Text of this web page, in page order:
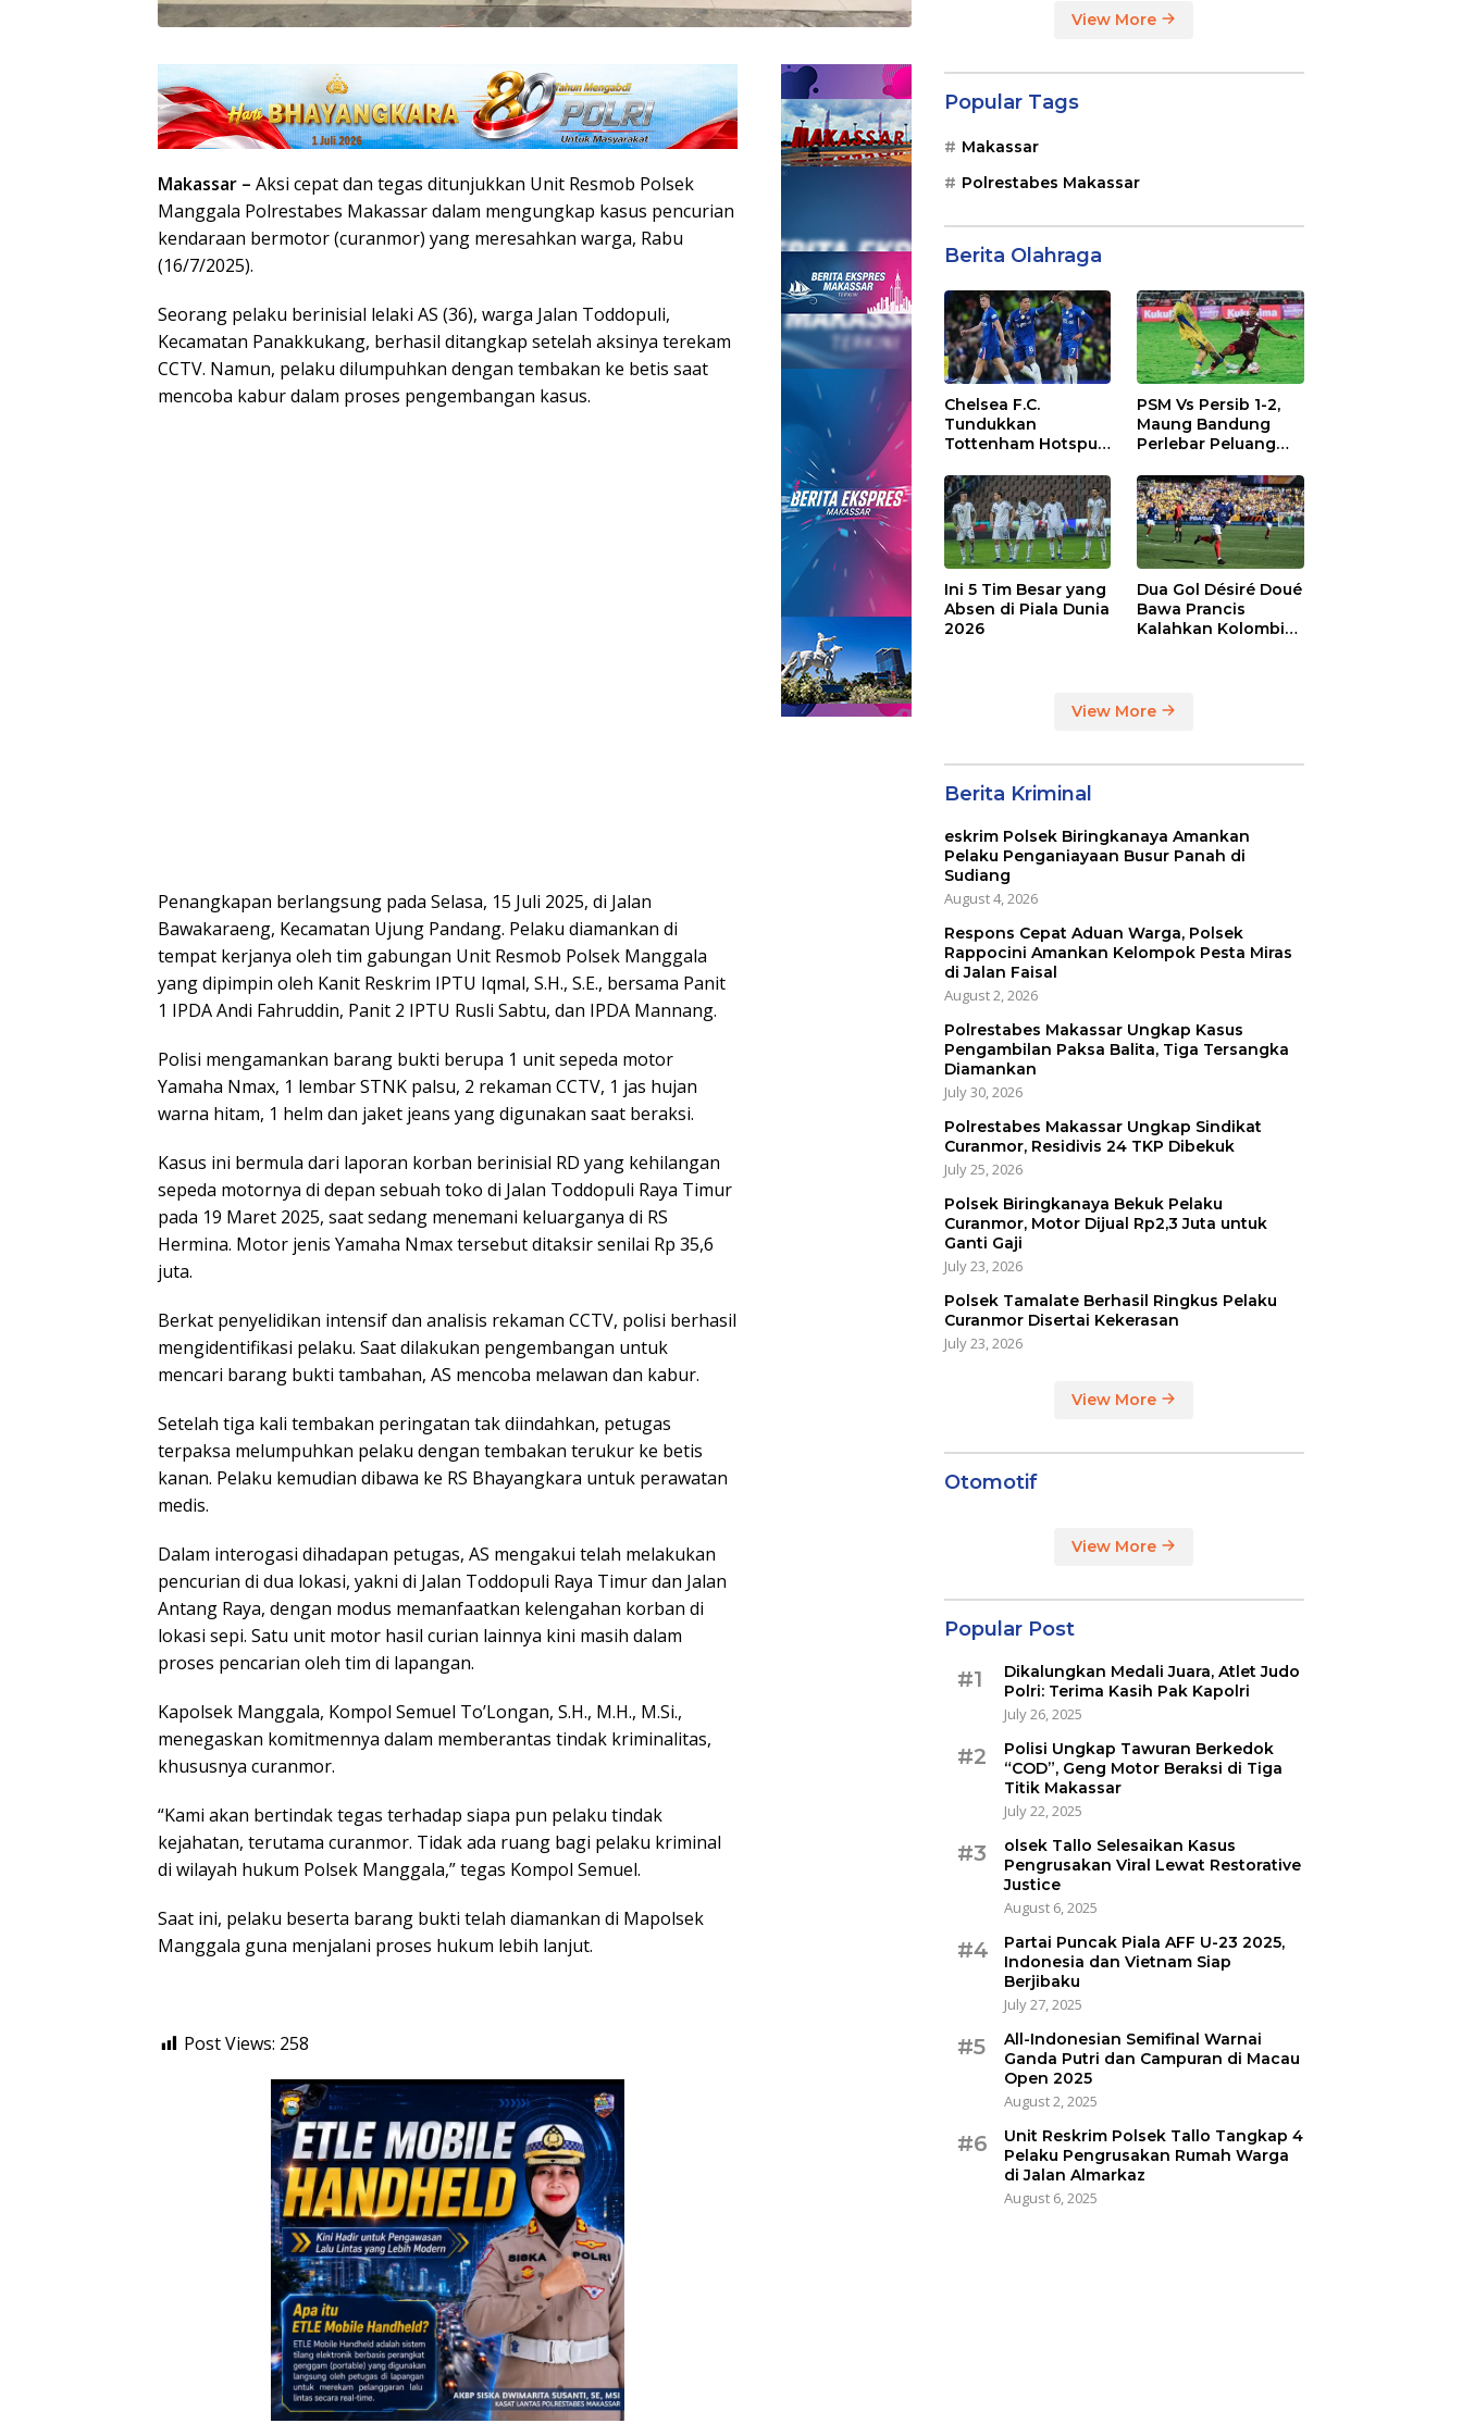
Makassar – Aksi cepat dan tegas ditunjukkan Unit Resmob Polsek
Manggala Polrestabes Makassar dalam mengungkap kasus pencurian
kendaraan bermotor (curanmor) yang meresahkan warga, Rabu
(16/7/2025).
Seorang pelaku berinisial lelaki AS (36), warga Jalan Toddopuli,
Kecamatan Panakkukang, berhasil ditangkap setelah aksinya terekam
CCTV. Namun, pelaku dilumpuhkan dengan tembakan ke betis saat
mencoba kabur dalam proses pengembangan kasus.
Penangkapan berlangsung pada Selasa, 15 Juli 2025, di Jalan
Bawakaraeng, Kecamatan Ujung Pandang. Pelaku diamankan di
tempat kerjanya oleh tim gabungan Unit Resmob Polsek Manggala
yang dipimpin oleh Kanit Reskrim IPTU Iqmal, S.H., S.E., bersama Panit
1 IPDA Andi Fahruddin, Panit 2 IPTU Rusli Sabtu, dan IPDA Mannang.
Polisi mengamankan barang bukti berupa 1 unit sepeda motor
Yamaha Nmax, 1 lembar STNK palsu, 2 rekaman CCTV, 1 jas hujan
warna hitam, 1 helm dan jaket jeans yang digunakan saat beraksi.
Kasus ini bermula dari laporan korban berinisial RD yang kehilangan
sepeda motornya di depan sebuah toko di Jalan Toddopuli Raya Timur
pada 19 Maret 2025, saat sedang menemani keluarganya di RS
Hermina. Motor jenis Yamaha Nmax tersebut ditaksir senilai Rp 35,6
juta.
Berkat penyelidikan intensif dan analisis rekaman CCTV, polisi berhasil
mengidentifikasi pelaku. Saat dilakukan pengembangan untuk
mencari barang bukti tambahan, AS mencoba melawan dan kabur.
Setelah tiga kali tembakan peringatan tak diindahkan, petugas
terpaksa melumpuhkan pelaku dengan tembakan terukur ke betis
kanan. Pelaku kemudian dibawa ke RS Bhayangkara untuk perawatan
medis.
Dalam interogasi dihadapan petugas, AS mengakui telah melakukan
pencurian di dua lokasi, yakni di Jalan Toddopuli Raya Timur dan Jalan
Antang Raya, dengan modus memanfaatkan kelengahan korban di
lokasi sepi. Satu unit motor hasil curian lainnya kini masih dalam
proses pencarian oleh tim di lapangan.
Kapolsek Manggala, Kompol Semuel To’Longan, S.H., M.H., M.Si.,
menegaskan komitmennya dalam memberantas tindak kriminalitas,
khususnya curanmor.
“Kami akan bertindak tegas terhadap siapa pun pelaku tindak
kejahatan, terutama curanmor. Tidak ada ruang bagi pelaku kriminal
di wilayah hukum Polsek Manggala,” tegas Kompol Semuel.
Saat ini, pelaku beserta barang bukti telah diamankan di Mapolsek
Manggala guna menjalani proses hukum lebih lanjut.
Post Views: 258
View More
Popular Tags
Makassar
Polrestabes Makassar
Berita Olahraga
Chelsea F.C.
Tundukkan
Tottenham Hotspur
Bridge
PSM Vs Persib 1-2,
Maung Bandung
Perlebar Peluang
League
Ini 5 Tim Besar yang
Absen di Piala Dunia
2026
Dua Gol Désiré Doué
Bawa Prancis
Kalahkan Kolombia
View More
Berita Kriminal
eskrim Polsek Biringkanaya Amankan
Pelaku Penganiayaan Busur Panah di
Sudiang
August 4, 2026
Respons Cepat Aduan Warga, Polsek
Rappocini Amankan Kelompok Pesta Miras
di Jalan Faisal
August 2, 2026
Polrestabes Makassar Ungkap Kasus
Pengambilan Paksa Balita, Tiga Tersangka
Diamankan
July 30, 2026
Polrestabes Makassar Ungkap Sindikat
Curanmor, Residivis 24 TKP Dibekuk
July 25, 2026
Polsek Biringkanaya Bekuk Pelaku
Curanmor, Motor Dijual Rp2,3 Juta untuk
Ganti Gaji
July 23, 2026
Polsek Tamalate Berhasil Ringkus Pelaku
Curanmor Disertai Kekerasan
July 23, 2026
View More
Otomotif
View More
Popular Post
#1
Dikalungkan Medali Juara, Atlet Judo
Polri: Terima Kasih Pak Kapolri
July 26, 2025
#2
Polisi Ungkap Tawuran Berkedok
“COD”, Geng Motor Beraksi di Tiga
Titik Makassar
July 22, 2025
#3
olsek Tallo Selesaikan Kasus
Pengrusakan Viral Lewat Restorative
Justice
August 6, 2025
#4
Partai Puncak Piala AFF U-23 2025,
Indonesia dan Vietnam Siap
Berjibaku
July 27, 2025
#5
All-Indonesian Semifinal Warnai
Ganda Putri dan Campuran di Macau
Open 2025
August 2, 2025
#6
Unit Reskrim Polsek Tallo Tangkap 4
Pelaku Pengrusakan Rumah Warga
di Jalan Almarkaz
August 6, 2025